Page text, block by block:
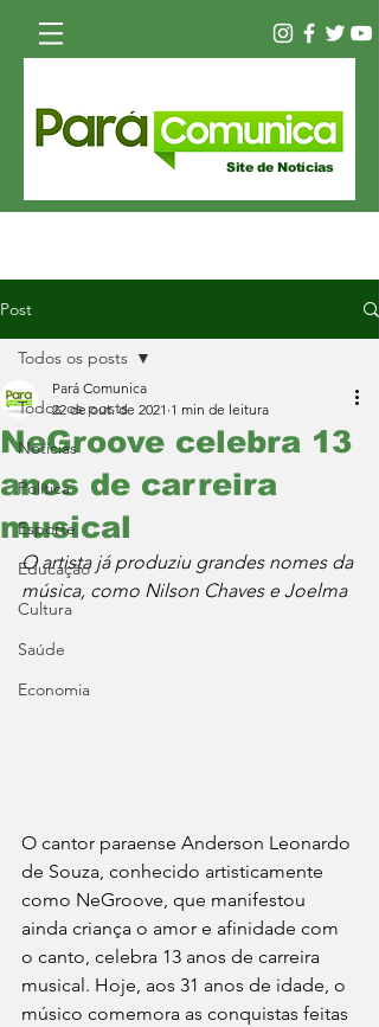
Site de Notícias
Post
Todos os posts
Notícias
Política
Esporte
Educação
Cultura
Saúde
Economia
Todos os posts
NeGroove celebra 13
anos de carreira
musical
Pará Comunica
22 de out. de 2021 1 min de leitura
O artista já produziu grandes nomes da
música, como Nilson Chaves e Joelma
O cantor paraense Anderson Leonardo
de Souza, conhecido artisticamente
como NeGroove, que manifestou
ainda criança o amor e afinidade com
o canto, celebra 13 anos de carreira
musical. Hoje, aos 31 anos de idade, o
músico comemora as conquistas feitas